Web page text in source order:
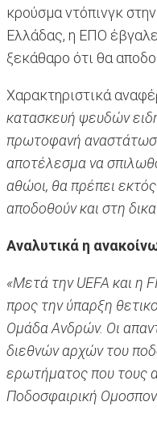
κρούσμα ντόπινγκ
Ελλάδας, η ΕΠΟ
ξεκάθαρο ότι θα
Χαρακτηριστικά
κατασκευή ψευδών
πρωτοφανή
αποτέλεσμα να
αθώοι, θα πρέπει
αποδοθούν και στη
Αναλυτικά η
«Μετά την UEFA και η
προς την ύπαρξη
Ομάδα Ανδρών. Οι
διεθνών αρχών του
ερωτήματος που τους
Ποδοσφαιρική